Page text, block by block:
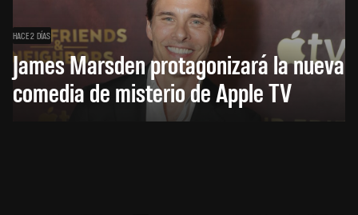
HACE 2 DÍAS
James Marsden protagonizará la nueva
comedia de misterio de Apple TV